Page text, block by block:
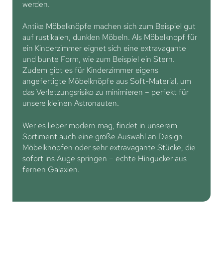
werden.
Antike Möbelknöpfe machen sich zum Beispiel gut
auf rustikalen, dunklen Möbeln. Als Möbelknopf für
ein Kinderzimmer eignet sich eine extravagante
und bunte Form, wie zum Beispiel ein Stern.
Zudem gibt es für Kinderzimmer eigens
angefertigte Möbelknöpfe aus Soft-Material, um
das Verletzungsrisiko zu minimieren – perfekt für
unsere kleinen Astronauten.
Wer es lieber modern mag, findet in unserem
Sortiment auch eine große Auswahl an Design-
Möbelknöpfen oder sehr extravagante Stücke, die
sofort ins Auge springen – echte Hingucker aus
fernen Galaxien.